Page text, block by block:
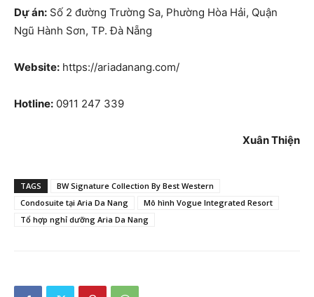
Dự án: Số 2 đường Trường Sa, Phường Hòa Hải, Quận
Ngũ Hành Sơn, TP. Đà Nẵng
Website: https://ariadanang.com/
Hotline: 0911 247 339
Xuân Thiện
TAGS
BW Signature Collection By Best Western
Condosuite tại Aria Da Nang
Mô hình Vogue Integrated Resort
Tổ hợp nghỉ dưỡng Aria Da Nang